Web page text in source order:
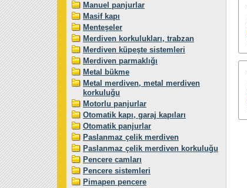
Manuel panjurlar
Masif kapı
Menteşeler
Merdiven korkulukları, trabzan
Merdiven küpeşte sistemleri
Merdiven parmaklığı
Metal bükme
Metal merdiven, metal merdiven
korkuluğu
Motorlu panjurlar
Otomatik kapı, garaj kapıları
Otomatik panjurlar
Paslanmaz çelik merdiven
Paslanmaz çelik merdiven korkuluğu
Pencere camları
Pencere sistemleri
Pimapen pencere